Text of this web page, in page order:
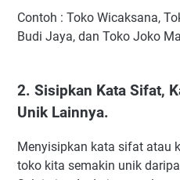
Contoh : Toko Wicaksana,
Budi Jaya, dan Toko Joko
2. Sisipkan Kata Sifat,
Unik Lainnya.
Menyisipkan kata sifat atau
toko kita semakin unik